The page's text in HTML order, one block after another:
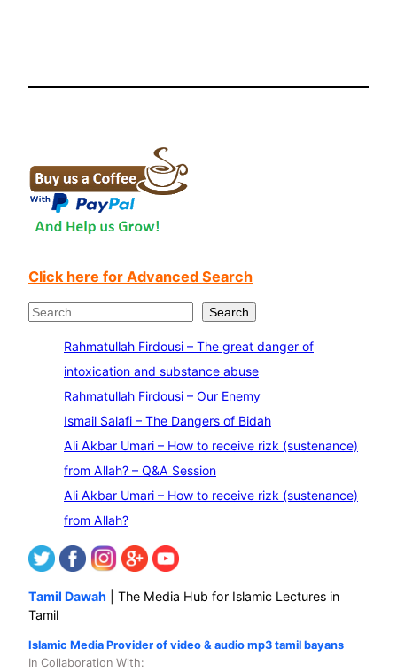
Click here for Advanced Search
S
Search
Rahmatullah Firdousi – The great danger of
intoxication and substance abuse
Rahmatullah Firdousi – Our Enemy
Ismail Salafi – The Dangers of Bidah
Ali Akbar Umari – How to receive rizk (sustenance)
from Allah? – Q&A Session
Ali Akbar Umari – How to receive rizk (sustenance)
from Allah?
Tamil Dawah | The Media Hub for Islamic Lectures in
Tamil
Islamic Media Provider of video & audio mp3 tamil bayans
In Collaboration With: